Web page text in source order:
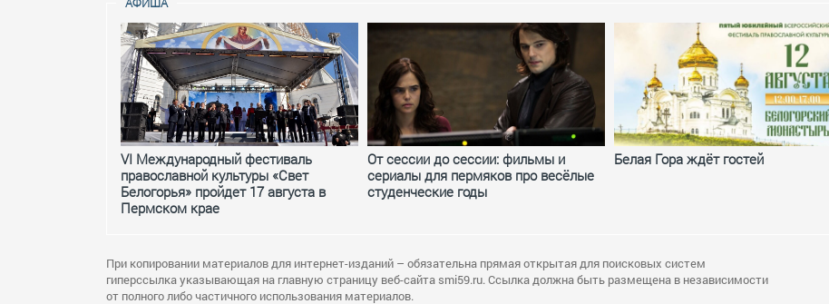
VI Международный фестиваль
православной культуры «Свет
Белогорья» пройдет 17 августа в
Пермском крае
От сессии до сессии: фильмы и
сериалы для пермяков про весёлые
студенческие годы
Белая Гора ждёт гостей
При копировании материалов для интернет-изданий – обязательна прямая открытая для поисковых систем
гиперссылка указывающая на главную страницу веб-сайта smi59.ru. Ссылка должна быть размещена в независимости
от полного либо частичного использования материалов.